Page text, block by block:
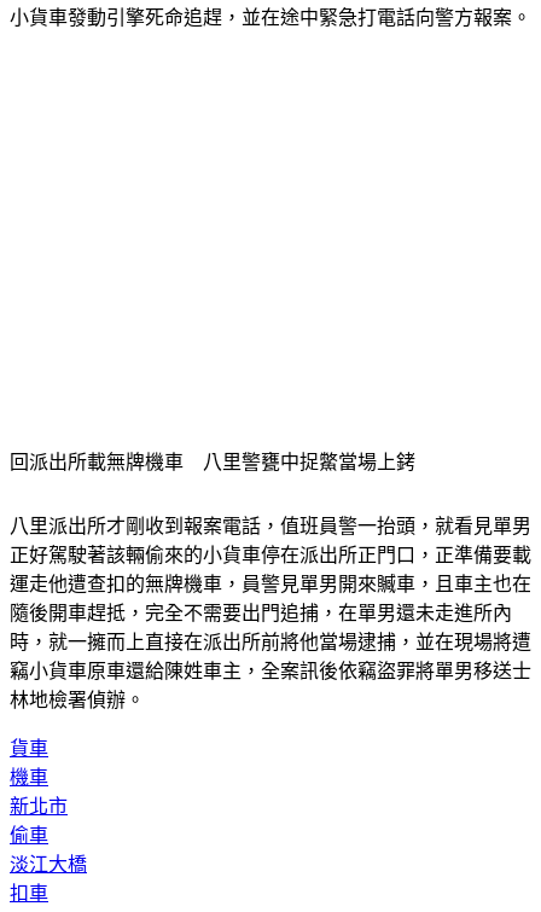
小貨車發動引擎死命追趕，並在途中緊急打電話向警方報案。
回派出所載無牌機車　八里警甕中捉鱉當場上銬
八里派出所才剛收到報案電話，值班員警一抬頭，就看見單男
正好駕駛著該輛偷來的小貨車停在派出所正門口，正準備要載
運走他遭查扣的無牌機車，員警見單男開來贓車，且車主也在
隨後開車趕抵，完全不需要出門追捕，在單男還未走進所內
時，就一擁而上直接在派出所前將他當場逮捕，並在現場將遭
竊小貨車原車還給陳姓車主，全案訊後依竊盜罪將單男移送士
林地檢署偵辦。
貨車
機車
新北市
偷車
淡江大橋
扣車